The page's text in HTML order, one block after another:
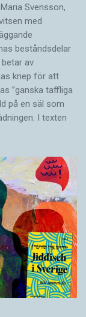
Svensson,
med
beståndsdelar
av
knep för att
”ganska taffliga
på en säl som
I ­texten